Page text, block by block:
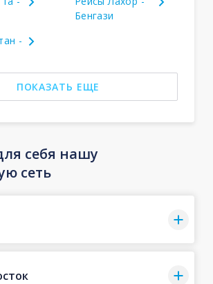
Бенгази
-
ПОКАЗАТЬ ЕЩЕ
себя нашу
сеть